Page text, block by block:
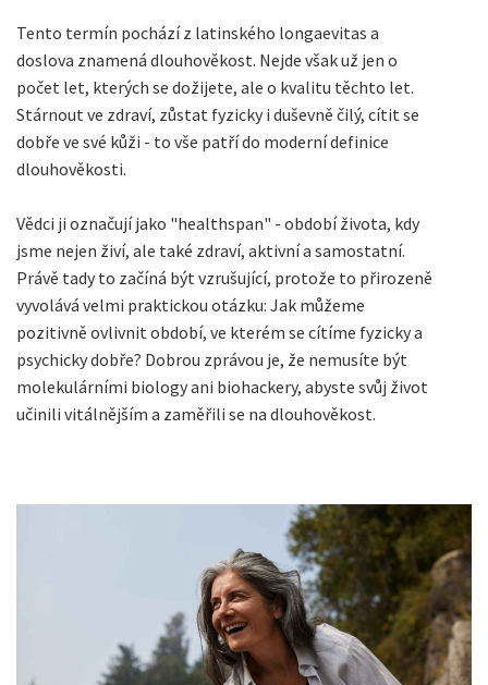
Tento termín pochází z latinského longaevitas a
doslova znamená dlouhověkost. Nejde však už jen o
počet let, kterých se dožijete, ale o kvalitu těchto let.
Stárnout ve zdraví, zůstat fyzicky i duševně čilý, cítit se
dobře ve své kůži - to vše patří do moderní definice
dlouhověkosti.
Vědci ji označují jako "healthspan" - období života, kdy
jsme nejen živí, ale také zdraví, aktivní a samostatní.
Právě tady to začíná být vzrušující, protože to přirozeně
vyvolává velmi praktickou otázku: Jak můžeme
pozitivně ovlivnit období, ve kterém se cítíme fyzicky a
psychicky dobře? Dobrou zprávou je, že nemusíte být
molekulárními biology ani biohackery, abyste svůj život
učinili vitálnějším a zaměřili se na dlouhověkost.